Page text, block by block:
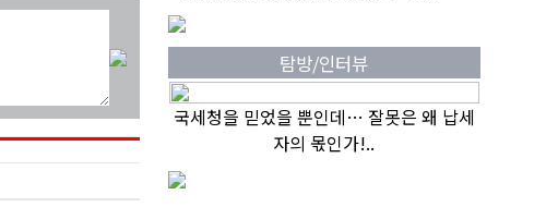
탐방/인터뷰
국세청을 믿었을 뿐인데… 잘못은 왜 납세
자의 몫인가!..